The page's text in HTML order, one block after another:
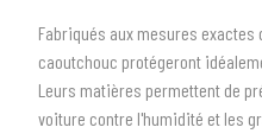
Fabriqués aux mesures
caoutchouc protégeront
Leurs matières permettent de
voiture contre l'humidité et les